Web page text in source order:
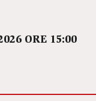
ORE 15:00